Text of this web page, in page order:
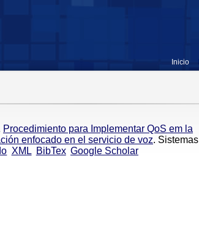
Inicio
Procedimiento para Implementar QoS em la
enfocado en el servicio de voz. Sistemas
XML BibTex Google Scholar